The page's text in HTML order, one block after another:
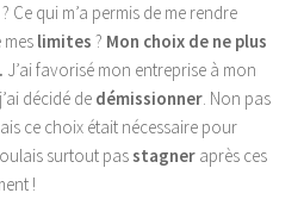
Ce qui m’a permis de me rendre
limites ? Mon choix de ne plus
J’ai favorisé mon entreprise à mon
décidé de démissionner. Non pas
ce choix était nécessaire pour
surtout passtagner après ces
!